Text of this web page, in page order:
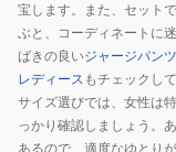
宝します。また、セット
ぶと、コーディネートに
ばきの良いジャージパン
レディース もチェックし
サイズ選びでは、女性は
っかり確認しましょう。
あるので、適度なゆとり